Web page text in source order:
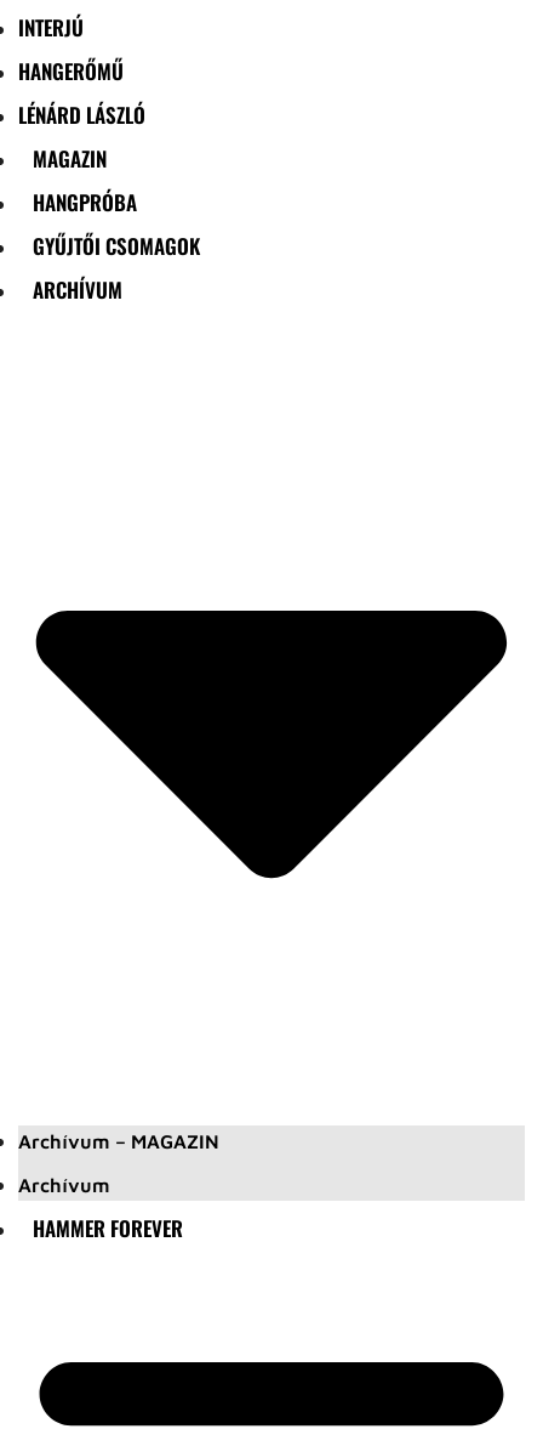
INTERJÚ
HANGERŐMŰ
LÉNÁRD LÁSZLÓ
MAGAZIN
HANGPRÓBA
GYŰJTŐI CSOMAGOK
ARCHÍVUM
Archívum – MAGAZIN
Archívum
HAMMER FOREVER